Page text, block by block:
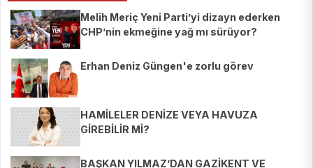
Melih Meriç Yeni Parti’yi dizayn ederken
CHP’nin ekmeğine yağ mı sürüyor?
Erhan Deniz Güngen'e zorlu görev
HAMİLELER DENİZE VEYA HAVUZA
GİREBİLİR Mİ?
BAŞKAN YILMAZ’DAN GAZİKENT VE